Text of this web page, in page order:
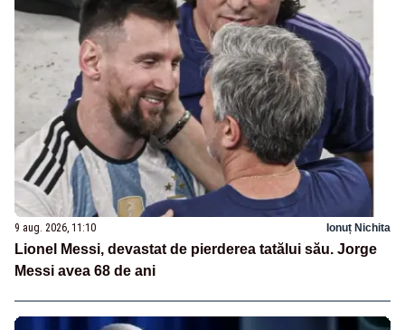
9 aug. 2026, 11:10 Ionuț Nichita
Lionel Messi, devastat de pierderea tatălui său. Jorge
Messi avea 68 de ani